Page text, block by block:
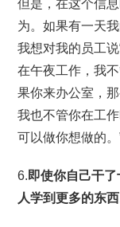
但是，在这个信
为。如果有一天
我想对我的员工
在午夜工作，我
果你来办公室，
我也不管你在工
可以做你想做的。
6. 即使你自己干了
人学到更多的东